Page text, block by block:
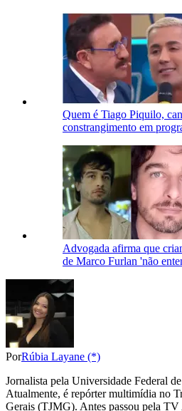
Quem é Tiago Piquilo,
constrangimento em
Advogada afirma que
de Marco Furlan 'não
PorRúbia Layane (*)
Jornalista pela Universidade Federal
Atualmente, é repórter multimídia no
Gerais (TJMG). Antes passou pela TV